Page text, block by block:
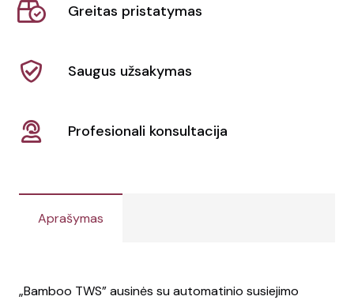
TWS"
Greitas pristatymas
Saugus užsakymas
Profesionali konsultacija
Aprašymas
„Bamboo TWS” ausinės su automatinio susiejimo